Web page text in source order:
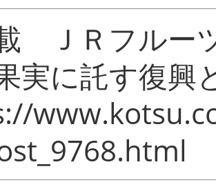
ＪＲフルー
実に託す復興